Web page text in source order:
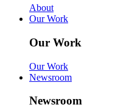
About
Our Work
Our Work
Our Work
Newsroom
Newsroom